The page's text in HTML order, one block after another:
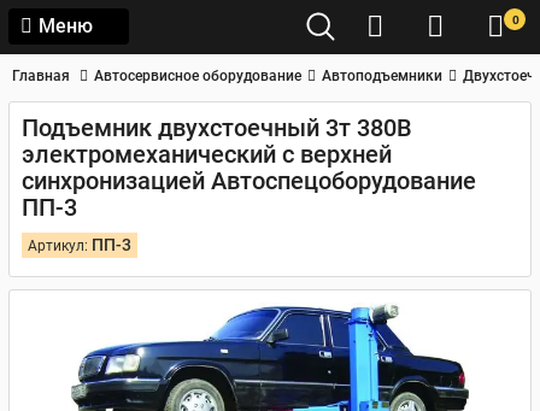
Меню 0
Главная Автосервисное оборудование Автоподъемники
Подъемник двухстоечный 3т 380В
электромеханический с верхней
синхронизацией Автоспецоборудование
ПП-3
Артикул: ПП-3